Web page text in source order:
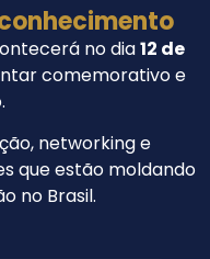
no dia12 de
comemorativo e
networking e
que estão moldando
no Brasil.